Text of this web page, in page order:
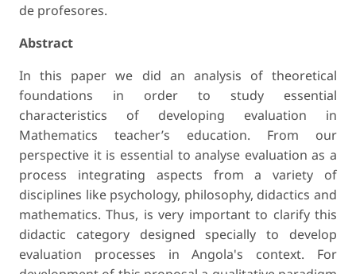
de profesores.
Abstract
In this paper we did an analysis of theoretical
foundations in order to study essential
characteristics of developing evaluation in
Mathematics teacher’s education. From our
perspective it is essential to analyse evaluation as a
process integrating aspects from a variety of
disciplines like psychology, philosophy, didactics and
mathematics. Thus, is very important to clarify this
didactic category designed specially to develop
evaluation processes in Angola's context. For